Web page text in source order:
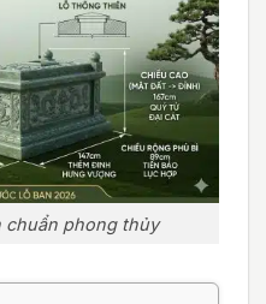
chuẩn phong thủy